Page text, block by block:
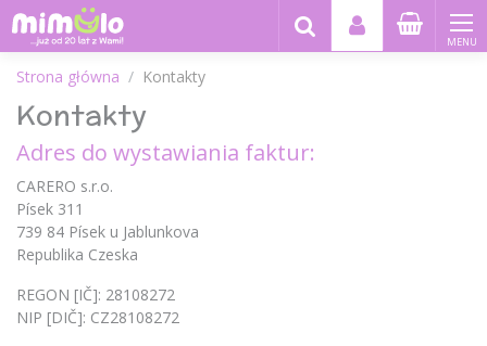
MENU
Strona główna Kontakty
Kontakty
Adres do wystawiania faktur:
CARERO s.r.o.
Písek 311
739 84 Písek u Jablunkova
Republika Czeska
REGON [IČ]: 28108272
NIP [DIČ]: CZ28108272